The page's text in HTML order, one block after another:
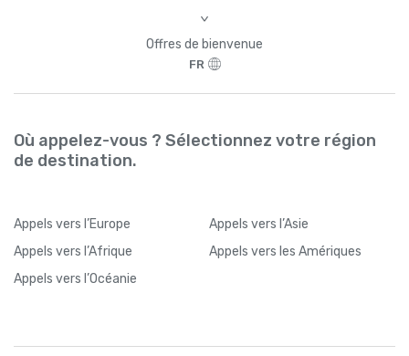
>
Offres de bienvenue
FR
Où appelez-vous ? Sélectionnez votre région
de destination.
Appels vers l’Europe Appels vers l’Asie
Appels vers l’Afrique Appels vers les Amériques
Appels vers l’Océanie